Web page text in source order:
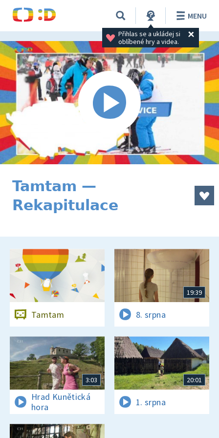
Přihlas se a ukládej si
oblíbené hry a videa.
MENU
Tamtam —
Rekapitulace
Tamtam
19:39
8. srpna
3:03
Hrad Kunětická
hora
20:01
1. srpna